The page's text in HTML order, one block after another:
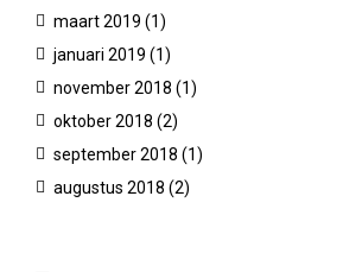
maart 2019 (1)
januari 2019 (1)
november 2018 (1)
oktober 2018 (2)
september 2018 (1)
augustus 2018 (2)